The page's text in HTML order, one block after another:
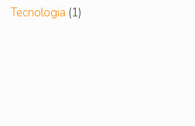
Tecnologia (1)